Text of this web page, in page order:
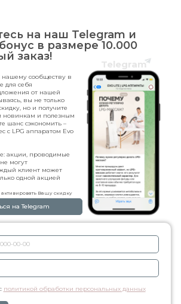
Telegram
на наш Telegram и
в размере 10.000
заказ!
Вашу скидку
нашему сообществу в
для себя
от нашей
вы не только
но и получите
новинкам и полезным
шанс сэкономить –
с LPG аппаратом Evo
акции, проводимые
могут
клиент может
одной акцией
на Telegram
политикой обработки персональных данных